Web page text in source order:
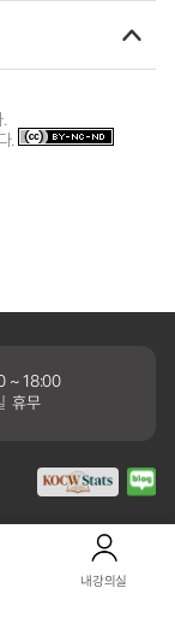
.
.
~ 18:00
휴무
내강의실